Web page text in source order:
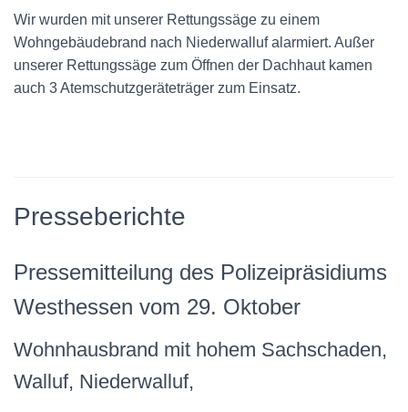
Wir wurden mit unserer Rettungssäge zu einem
Wohngebäudebrand nach Niederwalluf alarmiert. Außer
unserer Rettungssäge zum Öffnen der Dachhaut kamen
auch 3 Atemschutzgeräteträger zum Einsatz.
Presseberichte
Pressemitteilung des Polizeipräsidiums
Westhessen vom 29. Oktober
Wohnhausbrand mit hohem Sachschaden,
Walluf, Niederwalluf,